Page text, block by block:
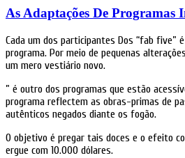
As Adaptações De Programas
Cada um dos participantes Dos “fab five”
programa. Por meio de pequenas
um mero vestiário novo.
” é outro dos programas que estão
programa reflectem as obras-primas de
autênticos negados diante os fogão.
O objetivo é pregar tais doces e o efeito
ergue com 10.000 dólares.